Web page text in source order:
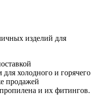
изделий для
холодного и горячего
продажей
и их фитингов.